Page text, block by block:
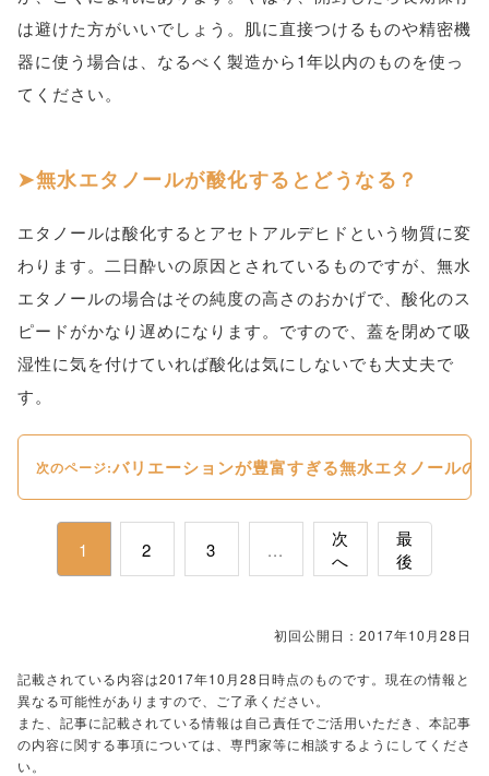
は避けた方がいいでしょう。肌に直接つけるものや精密機
器に使う場合は、なるべく製造から1年以内のものを使っ
てください。
無水エタノールが酸化するとどうなる？
エタノールは酸化するとアセトアルデヒドという物質に変
わります。二日酔いの原因とされているものですが、無水
エタノールの場合はその純度の高さのおかげで、酸化のス
ピードがかなり遅めになります。ですので、蓋を閉めて吸
湿性に気を付けていれば酸化は気にしないでも大丈夫で
す。
次のページ:バリエーションが豊富すぎる無水エタノールの
1 2 3 ...
次
へ
最
後
初回公開日：2017年10月28日
記載されている内容は2017年10月28日時点のものです。現在の情報と
異なる可能性がありますので、ご了承ください。
また、記事に記載されている情報は自己責任でご活用いただき、本記事
の内容に関する事項については、専門家等に相談するようにしてくださ
い。